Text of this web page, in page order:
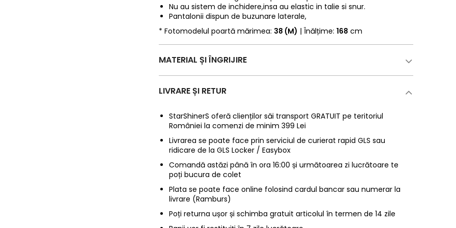
Nu au sistem de inchidere,insa au elastic in talie si snur.
Pantalonii dispun de buzunare laterale,
* Fotomodelul poartă mărimea: 38 (M) | Înălțime:168 cm
MATERIAL ȘI ÎNGRIJIRE
LIVRARE ȘI RETUR
StarShinerS oferă clienților săi transport GRATUIT pe teritoriul
României la comenzi de minim 399 Lei
Livrarea se poate face prin serviciul de curierat rapid GLS sau
ridicare de la GLS Locker / Easybox
Comandă astăzi până în ora 16:00 și următoarea zi lucrătoare te
poți bucura de colet
Plata se poate face online folosind cardul bancar sau numerar la
livrare (Ramburs)
Poți returna ușor și schimba gratuit articolul în termen de 14 zile